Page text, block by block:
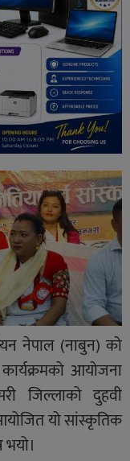
नेपाल (नाबुन) को
आयोजना
जिल्लाको दुहवी
यो सांस्कृतिक
भयो।